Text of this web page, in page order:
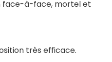
face-à-face, mortel et
très efficace.